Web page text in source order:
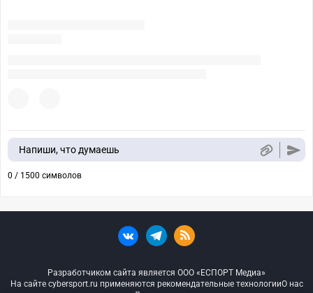
Напиши, что думаешь
0 / 1500 символов
Разработчиком сайта является ООО «ЕСПОРТ Медиа»
На сайте cybersport.ru применяются рекомендательные технологииО нас